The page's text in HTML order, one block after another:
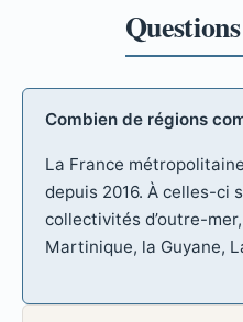
Combien de régions
La France
depuis 2016. À celles-ci
collectivités d’outre-
Martinique, la Guyane,